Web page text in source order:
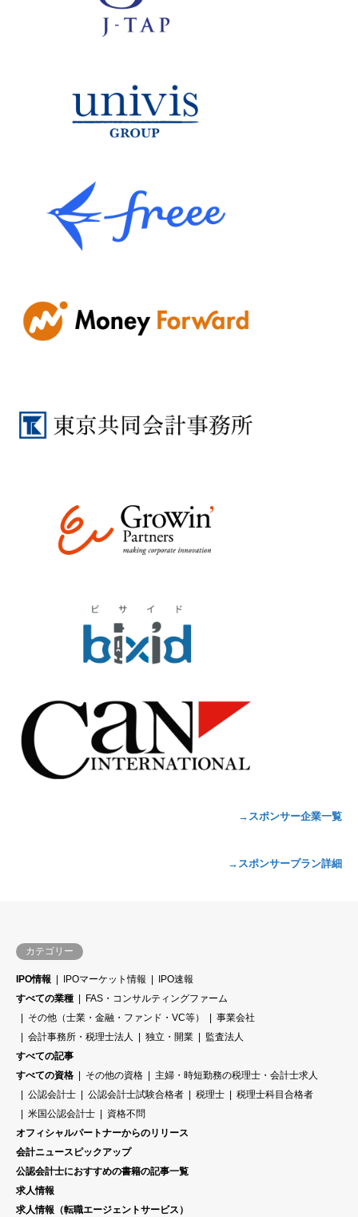
→スポンサー企業一覧
→スポンサープラン詳細
カテゴリー
IPO情報 IPOマーケット情報
IPO速報
すべての業種
FAS・コンサルティングファーム
その他（士業・金融・ファンド・VC等）
事業会社
会計事務所・税理士法人
独立・開業
監査法人
すべての記事
すべての資格
その他の資格
主婦・時短勤務の税理士・会計士求人
公認会計士
公認会計士試験合格者 税理士
税理士科目合格者
米国公認会計士
資格不問
オフィシャルパートナーからのリリース
会計ニュースピックアップ
公認会計士におすすめの書籍の記事一覧
求人情報
求人情報（転職エージェントサービス）